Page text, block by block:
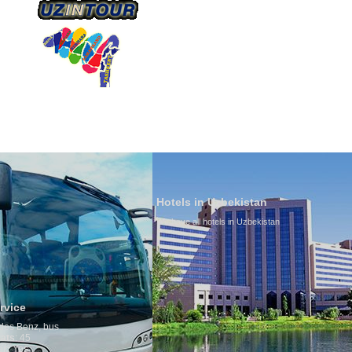
Hotels in Uzbekistan
We have all hotels in Uzbekistan
Culture of
By nature
is why
any